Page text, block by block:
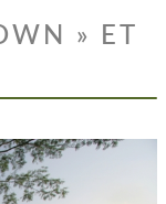
» ET